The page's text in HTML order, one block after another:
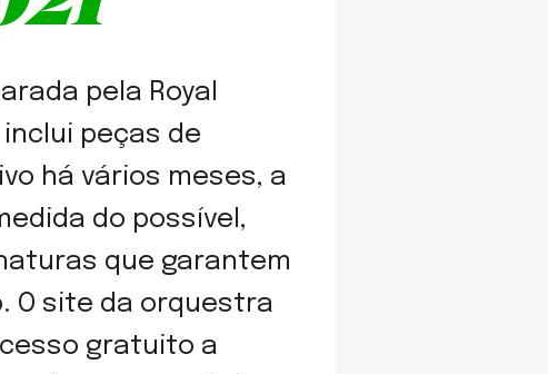
pela Royal
peças de
há vários meses, a
do possível,
que garantem
O site da orquestra
gratuito a